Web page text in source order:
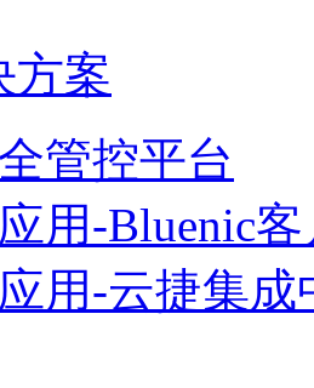
方案
管控平台
用-Bluenic
用-云捷集成